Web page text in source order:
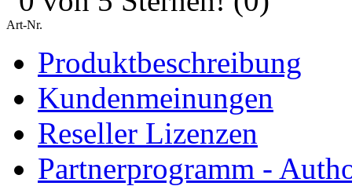
Art-Nr.
Produktbeschreibung
Kundenmeinungen
Reseller Lizenzen
Partnerprogramm -